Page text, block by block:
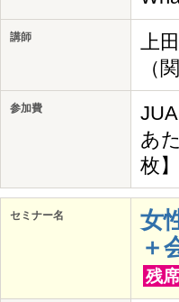
講師
上
（
参加費
あ
枚】
セミナー名
女
＋
残